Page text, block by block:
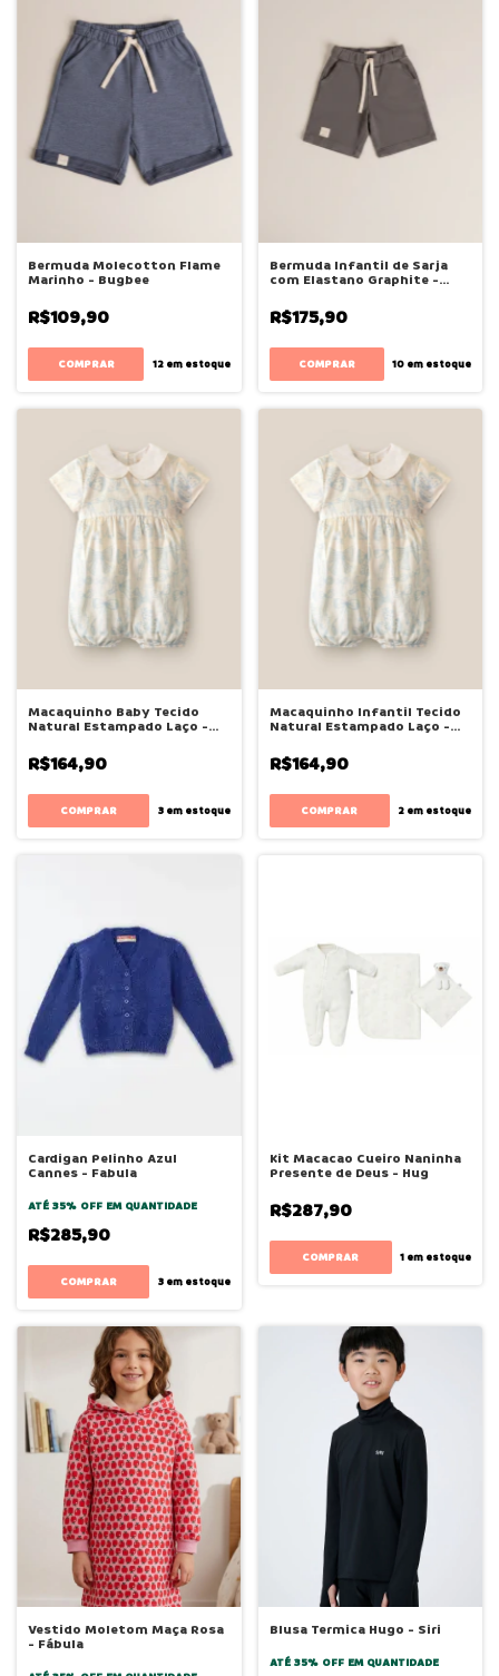
Bermuda Molecotton Flame
Marinho - Bugbee
R$109,90
COMPRAR 12em estoque
Bermuda Infantil de Sarja
com Elastano Graphite -
R$175,90
COMPRAR 10 em estoque
Macaquinho Baby Tecido
Natural Estampado Laço -
R$164,90
COMPRAR 3em estoque
Macaquinho Infantil Tecido
Natural Estampado Laço -
R$164,90
COMPRAR 2 em estoque
Cardigan Pelinho Azul
Cannes - Fabula
ATÉ 35% OFF EM QUANTIDADE
R$285,90
COMPRAR 3em estoque
Kit Macacao Cueiro Naninha
Presente de Deus - Hug
R$287,90
COMPRAR 1 em estoque
Vestido Moletom Maça Rosa
- Fábula
Blusa Termica Hugo - Siri
ATÉ 35% OFF EM QUANTIDADE